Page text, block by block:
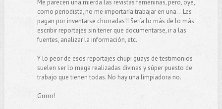
Me parecen una mierda las revistas femeninas, pero, oye,
como periodista, no me importaría trabajar en una... Les
pagan por inventarse chorradas!! Sería lo más de lo más
escribir reportajes sin tener que documentarse, ir a las
fuentes, analizar la información, etc.
Y lo peor de esos reportajes chupi guays de testimonios
suelen ser lo mega realizadas divinas y súper puesto de
trabajo que tienen todas. No hay una limpiadora no.
Grrrrrr!